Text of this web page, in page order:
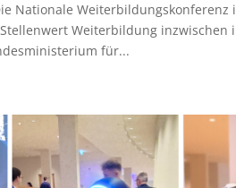
Nationale
Weiterbildung inzwischen
für...